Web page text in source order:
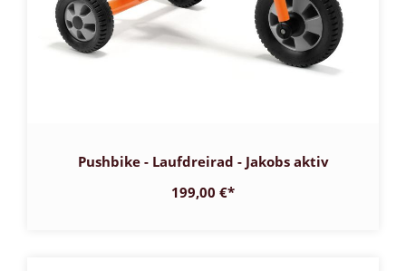
Pushbike - Laufdreirad - Jakobs aktiv
199,00 €*